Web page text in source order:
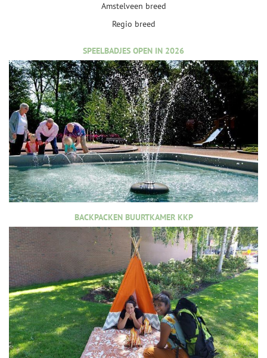
Amstelveen breed
Regio breed
SPEELBADJES OPEN IN 2026
BACKPACKEN BUURTKAMER KKP